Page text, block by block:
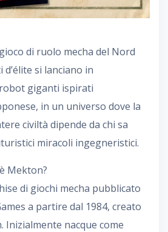
di ruolo mecha del Nord
si lanciano in
giganti ispirati
in un universo dove la
civiltà dipende da chi sa
miracoli ingegneristici.
Mekton?
di giochi mecha pubblicato
a partire dal 1984, creato
Inizialmente nacque come